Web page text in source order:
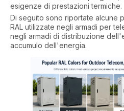
esigenze di prestazioni termiche.
Di seguito sono riportate alcune
RAL utilizzate negli armadi per
negli armadi di distribuzione
accumulo dell'energia.